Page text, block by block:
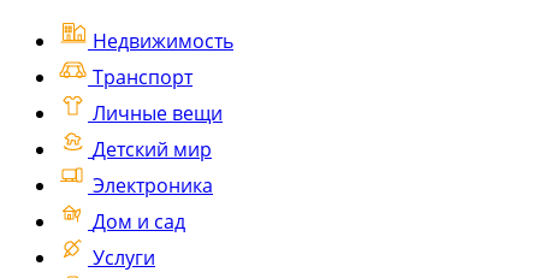
Недвижимость
Транспорт
Личные вещи
Детский мир
Электроника
Дом и сад
Услуги